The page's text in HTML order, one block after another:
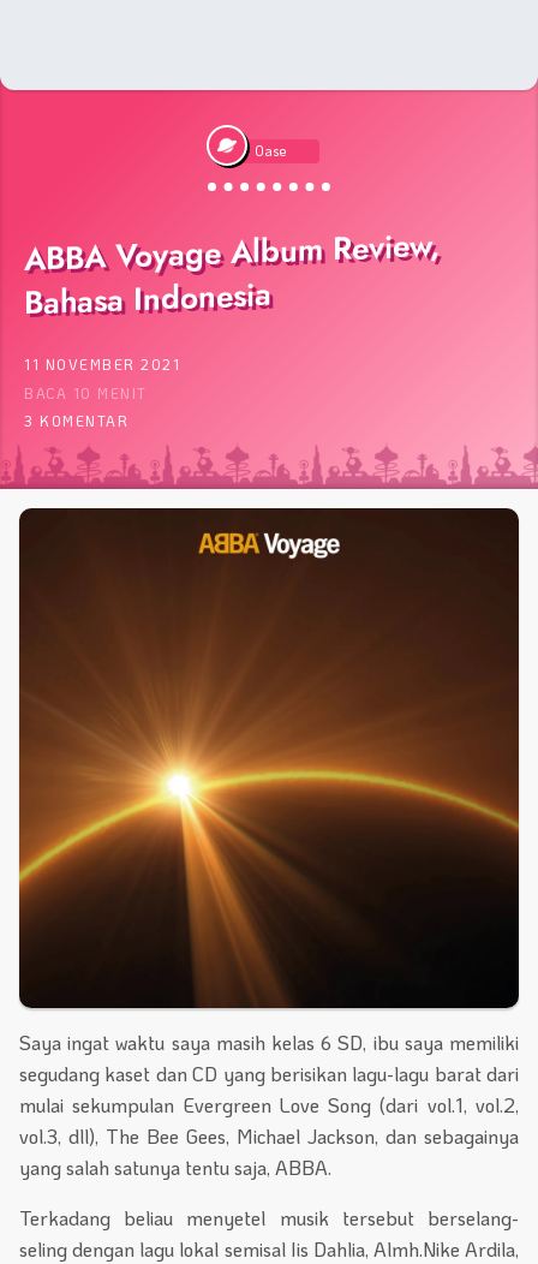
Oase
ABBA Voyage Album Review,
Bahasa Indonesia
11 NOVEMBER 2021
BACA 10 MENIT
3 KOMENTAR
Saya ingat waktu saya masih kelas 6 SD, ibu saya memiliki
segudang kaset dan CD yang berisikan lagu-lagu barat dari
mulai sekumpulan Evergreen Love Song (dari vol.1, vol.2,
vol.3, dll), The Bee Gees, Michael Jackson, dan sebagainya
yang salah satunya tentu saja, ABBA.
Terkadang beliau menyetel musik tersebut berselang-
seling dengan lagu lokal semisal Iis Dahlia, Almh.Nike Ardila,